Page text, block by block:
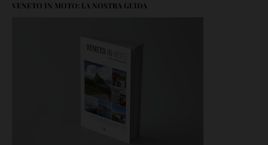
VENETO IN MOTO: LA NOSTRA GUIDA